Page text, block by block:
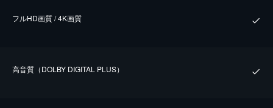
フルHD画質 / 4K画質
⾼⾳質（DOLBY DIGITAL PLUS）